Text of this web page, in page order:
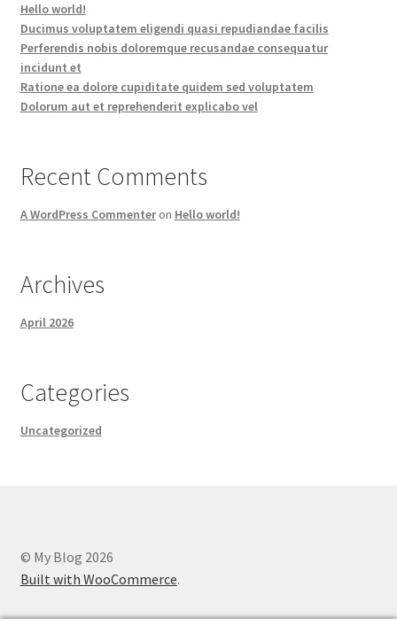
Hello world!
Ducimus voluptatem eligendi quasi repudiandae facilis
Perferendis nobis doloremque recusandae consequatur
incidunt et
Ratione ea dolore cupiditate quidem sed voluptatem
Dolorum aut et reprehenderit explicabo vel
Recent Comments
A WordPress Commenteron Hello world!
Archives
April 2026
Categories
Uncategorized
© My Blog 2026
Built with WooCommerce.